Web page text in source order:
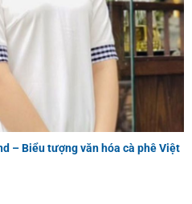
– Biểu tượng văn hóa cà phê Việt